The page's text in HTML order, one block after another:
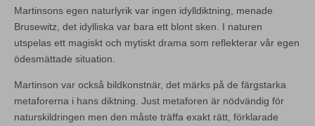
Martinsons egen naturlyrik var ingen idylldiktning, menade
Brusewitz, det idylliska var bara ett blont sken. I naturen
utspelas ett magiskt och mytiskt drama som reflekterar vår egen
ödesmättade situation.
Martinson var också bildkonstnär, det märks på de färgstarka
metaforerna i hans diktning. Just metaforen är nödvändig för
naturskildringen men den måste träffa exakt rätt, förklarade